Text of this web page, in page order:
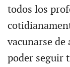
todos los
vacunarse de
poder seguir